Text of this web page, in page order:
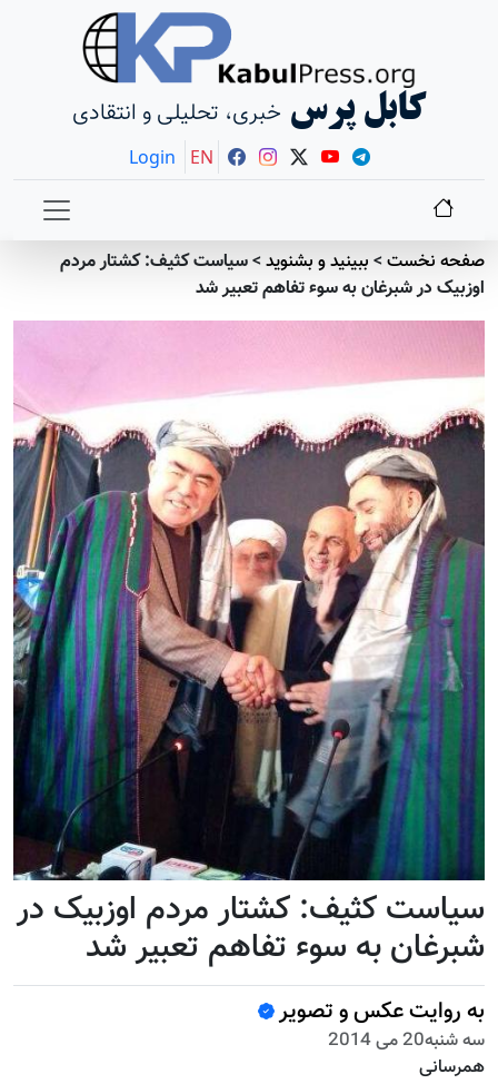
کابل پرس خبری، تحلیلی و انتقادی
Login EN
صفحه نخست> ببينيد و بشنويد>سیاست کثیف: کشتار مردم
اوزبیک در شبرغان به سوء تفاهم تعبیر شد
سیاست کثیف: کشتار مردم اوزبیک در
شبرغان به سوء تفاهم تعبیر شد
به روایت عکس و تصویر
سه شنبه20 می 2014
همرسانی